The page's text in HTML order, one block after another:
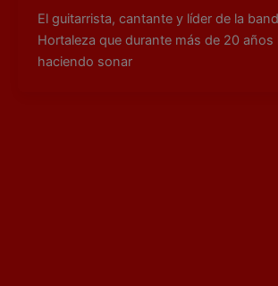
El guitarrista, cantante y líder de la
Hortaleza que durante más de 20 años
haciendo sonar